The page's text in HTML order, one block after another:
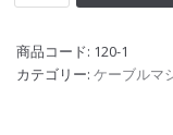
商品コード: 120-1
カテゴリー: ケーブルマ